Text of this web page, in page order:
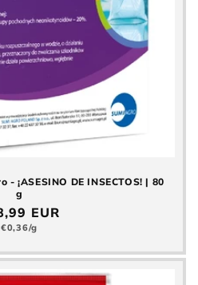
¡ASESINO DE INSECTOS! | 80
g
EUR
Precio
€0,36/g